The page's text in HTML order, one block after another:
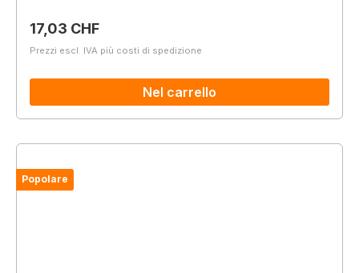
Prezzo normale:
17,03 CHF
Prezzi escl. IVA più costi di spedizione
Nel carrello
Popolare